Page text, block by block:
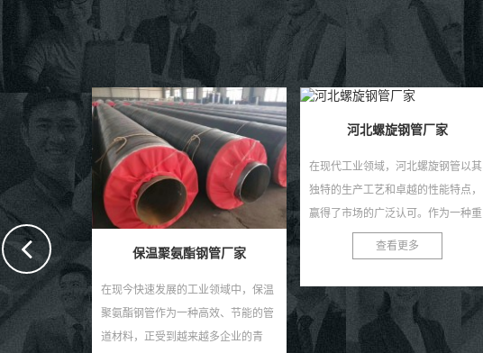
厂家
域中，保温
、节能的管
河北螺旋钢管厂家
在现代工业领域，河北螺旋钢管以其
独特的生产工艺和卓越的性能特点，
赢得了市场的广泛认可。作为一种重
气、化工、建筑、桥梁等诸...
查看更多
大口径螺旋钢管
大口径螺旋钢管：工程建设的坚实后
盾 在现代化工程建设的宏大舞台上，
大口径螺旋钢管以其独特的优势，扮
演着至关重要的角色。作为一种高性
能的金属管道材料，...
查看更多